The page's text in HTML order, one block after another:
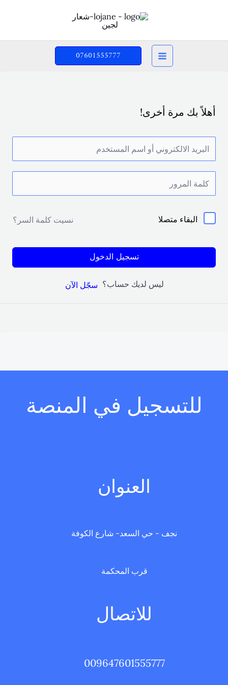
07601555777
أهلاً بك مرة أخرى!
البقاء متصلا نسيت كلمة السر؟
تسجيل الدخول
ليس لديك حساب؟ سجّل الآن
للتسجيل في المنصة
العنوان
نجف - حي السعد- شارع الكوفة
قرب المحكمة
للاتصال
009647601555777